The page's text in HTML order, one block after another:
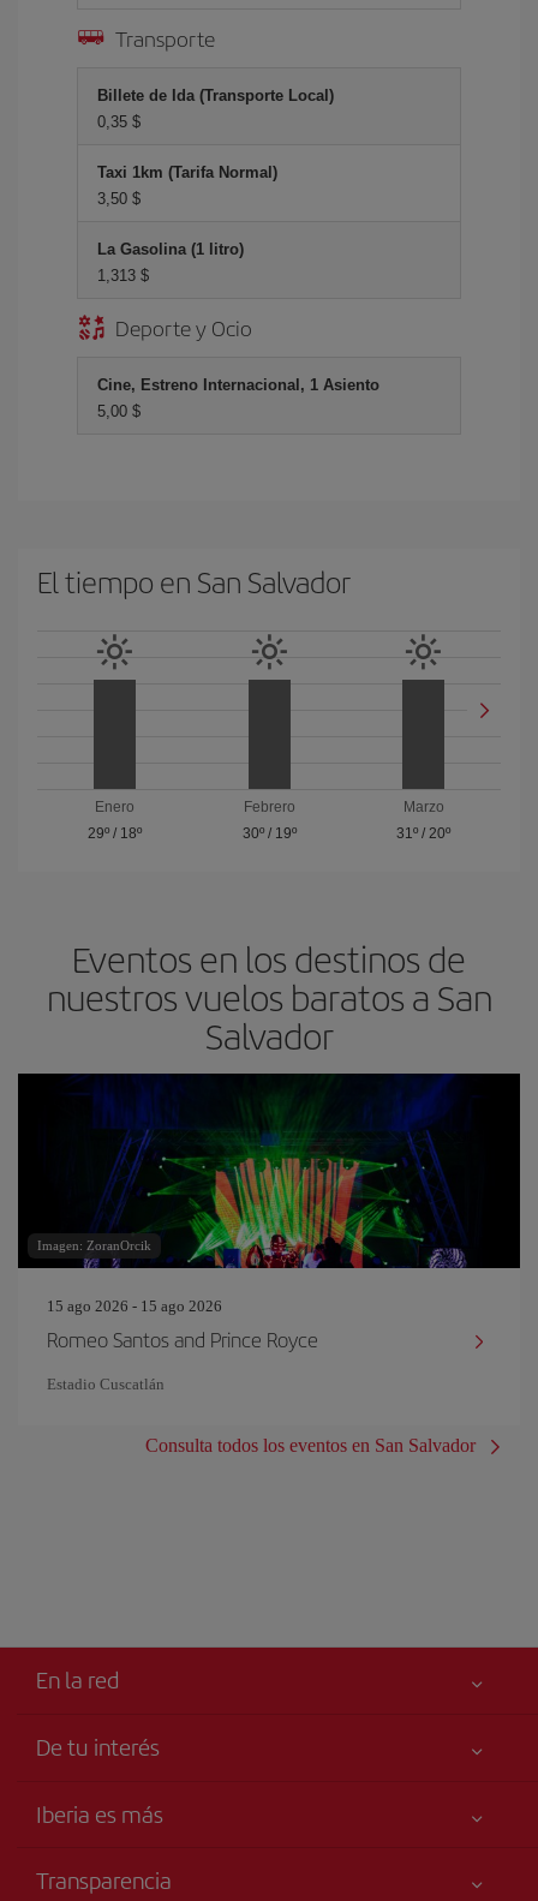
Transporte
Billete de Ida (Transporte Local)
0,35 $
Taxi 1km (Tarifa Normal)
3,50 $
La Gasolina (1 litro)
1,313 $
Deporte y Ocio
Cine, Estreno Internacional, 1 Asiento
5,00 $
El tiempo en San Salvador
Enero
29º/ 18º
Febrero
30º/ 19º
Marzo
31º /20º
Eventos en los destinos de
nuestros vuelos baratos a San
Salvador
Imagen: ZoranOrcik
15 ago 2026 - 15 ago 2026
Romeo Santos and Prince Royce
Estadio Cuscatlán
Consulta todos los eventos en San Salvador
En la red
De tu interés
Tu seguridad es lo primero
Iberia es más
Talento a bordo
Transparencia